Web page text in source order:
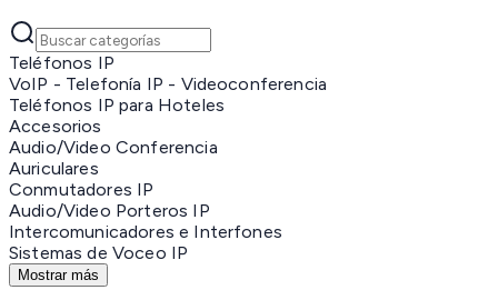
Teléfonos IP
VoIP - Telefonía IP - Videoconferencia
Teléfonos IP para Hoteles
Accesorios
Audio/Video Conferencia
Auriculares
Conmutadores IP
Audio/Video Porteros IP
Intercomunicadores e Interfones
Sistemas de Voceo IP
Mostrar más